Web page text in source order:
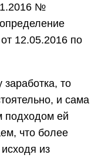
№
12.05.2016 по
то
и сама
подходом ей
что более
из